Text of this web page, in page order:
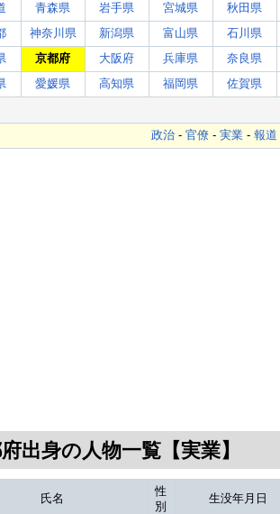
青森県 岩手県 宮城県 秋田県
神奈川県 新潟県 富山県 石川県
京都府 大阪府 兵庫県 奈良県
愛媛県 高知県 福岡県 佐賀県
政治 -官僚 -実業 -報道
出身の人物一覧【実業】
氏名
性
別
生没年月日